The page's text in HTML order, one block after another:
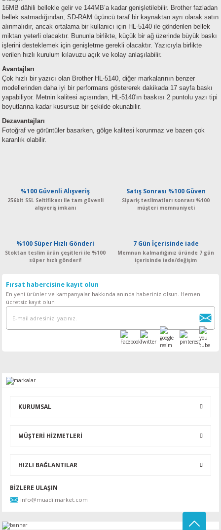
16MB dâhili bellekle gelir ve 144MB’a kadar genişletilebilir. Brother fazladan
bellek satmadığından, SD-RAM üçüncü taraf bir kaynaktan ayrı olarak satın
alınmalıdır, ancak ortalama bir kullanıcı için HL-5140 ile gönderilen bellek
miktarı yeterli olacaktır. Bununla birlikte, küçük bir ağ üzerinde büyük baskı
işlerini desteklemek için genişletme gerekli olacaktır. Yazıcıyla birlikte
verilen hızlı kurulum kılavuzu açık ve kolay anlaşılabilir.
Avantajları
Çok hızlı bir yazıcı olan Brother HL-5140, diğer markalarının benzer
modellerinden daha iyi bir performans göstererek dakikada 17 sayfa baskı
yapabiliyor. Metnin kalitesi açısından, HL-5140'ın baskısı 2 puntolu yazı tipi
boyutlarına kadar kusursuz bir şekilde okunabilir.
Dezavantajları
Fotoğraf ve görüntüler basarken, gölge kalitesi korunmaz ve bazen çok
karanlık olabilir.
%100 Güvenli Alışveriş
256bit SSL Seltifikası ile tam güvenli
alışveriş imkanı
Satış Sonrası %100 Güven
Sipariş teslimatları sonrası %100
müşteri memnuniyeti
%100 Süper Hızlı Gönderi
Stoktan teslim ürün çeşitleri ile %100
süper hızlı gönderi!
7 Gün İçerisinde iade
Memnun kalmadığınız üründe 7 gün
içerisinde iade/değişim
Fırsat habercisine kayıt olun
En yeni ürünler ve kampanyalar hakkında anında haberiniz olsun. Hemen
ücretsiz kayıt olun
KURUMSAL
MÜŞTERİ HİZMETLERİ
HIZLI BAĞLANTILAR
BİZLERE ULAŞIN
info@muadilmarket.com